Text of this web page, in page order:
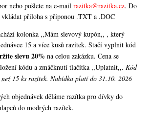
nebo pošlete na e-mailrazitka@razitka.cz. Do
vkládat příloha s příponou .TXT a .DOC
kolonka ,,Mám slevový kupón,, , který
15 a více kusů razítek. Stačí vyplnit kód
slevu 20%na celou zakázku. Cena se
kódu a zmáčknutí tlačítka ,,Uplatnit,,. Kód
15 ks razítek. Nabídka platí do 31.10. 2026
objednávek děláme razítka pro dívky do
do modrých razítek.